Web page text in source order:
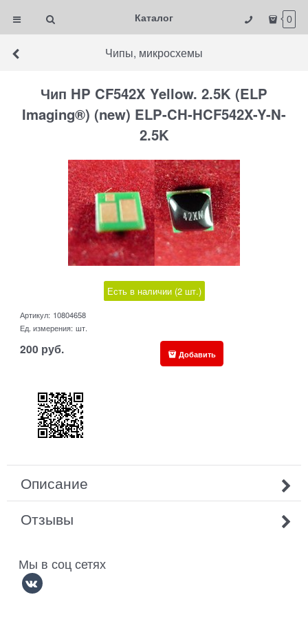
Каталог 0
Чипы, микросхемы
Чип HP CF542X Yellow. 2.5K (ELP
Imaging®) (new) ELP-CH-HCF542X-Y-N-
2.5K
Есть в наличии (2 шт.)
Артикул: 10804658
Ед. измерения: шт.
200 руб. Добавить
Описание
Отзывы
Мы в соц сетях